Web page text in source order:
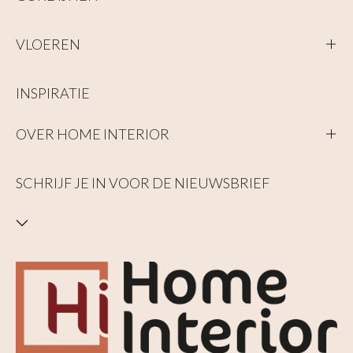
VLOEREN
INSPIRATIE
OVER HOME INTERIOR
SCHRIJF JE IN VOOR DE NIEUWSBRIEF